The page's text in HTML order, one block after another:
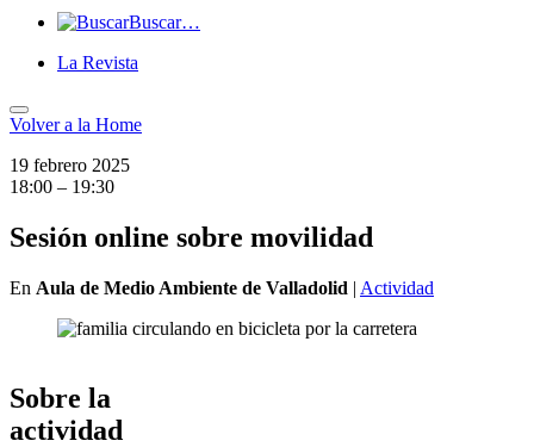
Buscar…
La Revista
Volver a la Home
19 febrero 2025
18:00 – 19:30
Sesión online sobre movilidad
En Aula de Medio Ambiente de Valladolid | Actividad
Sobre la
actividad